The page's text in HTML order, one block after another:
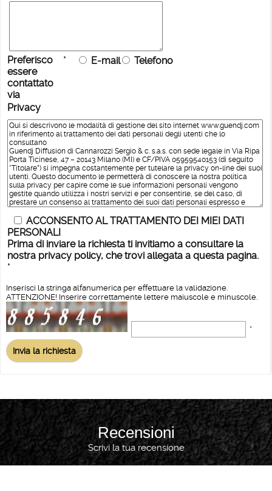
Preferisco
essere
contattato
via
* E-mail Telefono
Privacy
ACCONSENTO AL TRATTAMENTO DEI MIEI DATI
PERSONALI
Prima di inviare la richiesta ti invitiamo a consultare la
nostra privacy policy, che trovi allegata a questa pagina.
*
Inserisci la stringa alfanumerica per effettuare la validazione.
ATTENZIONE! Inserire correttamente lettere maiuscole e minuscole.
*
Recensioni
Scrivi la tua recensione